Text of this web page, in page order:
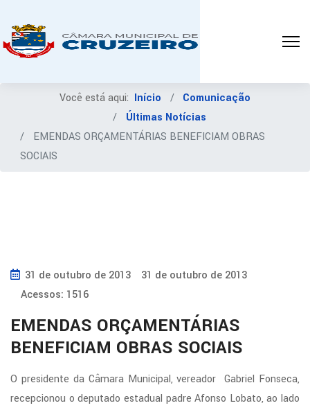
Você está aqui: Início
Comunicação
Últimas Notícias
EMENDAS ORÇAMENTÁRIAS BENEFICIAM OBRAS
SOCIAIS
31 de outubro de 2013
31 de outubro de 2013
Acessos: 1516
EMENDAS ORÇAMENTÁRIAS
BENEFICIAM OBRAS SOCIAIS
O presidente da Câmara Municipal, vereador Gabriel Fonseca,
recepcionou o deputado estadual padre Afonso Lobato, ao lado